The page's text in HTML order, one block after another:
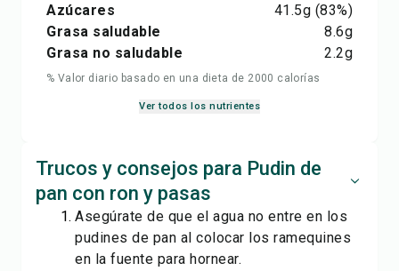
Azúcares
41.5g (83%)
Grasa saludable
8.6g
Grasa no saludable
2.2g
% Valor diario basado en una dieta de 2000 calorías
Ver todos los nutrientes
Trucos y consejos para Pudin de
pan con ron y pasas
Asegúrate de que el agua no entre en los
pudines de pan al colocar los ramequines
en la fuente para hornear.